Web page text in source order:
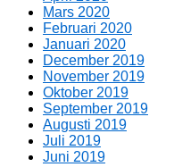
Mars 2020
Februari 2020
Januari 2020
December 2019
November 2019
Oktober 2019
September 2019
Augusti 2019
Juli 2019
Juni 2019